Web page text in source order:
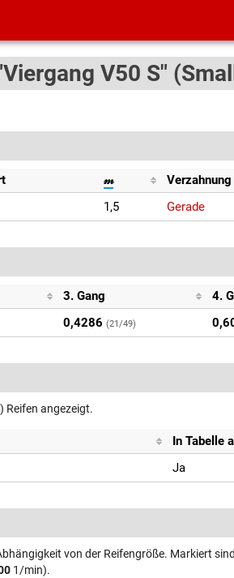
V50 S"
𝓂 Verzahnung
1,5 Gerade
3. Gang 4.
0,4286 (21/49)
) Reifen angezeigt.
In Tabelle
Ja
von der Reifengröße. Markiert sind
1/min).